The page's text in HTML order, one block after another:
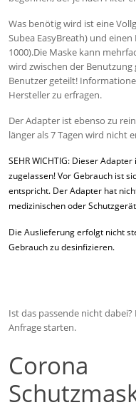
Was benötig wird ist eine
Subea EasyBreath) und einen
1000).Die Maske kann
wird zwischen der
Benutzer geteilt!
Hersteller zu erfragen.
Der Adapter ist ebenso zu
länger als 7 Tagen wird nicht
SEHR WICHTIG: Dieser
zugelassen! Vor Gebrauch ist
entspricht. Der Adapter hat
medizinischen oder
Die Auslieferung erfolgt nicht
Gebrauch zu desinfizieren.
Ist das passende nicht dabei?
Anfrage starten.
Corona